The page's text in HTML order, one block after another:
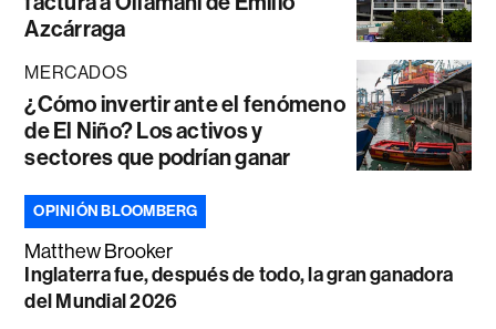
Azcárraga
MERCADOS
¿Cómo invertir ante el fenómeno
de El Niño? Los activos y
sectores que podrían ganar
OPINIÓN BLOOMBERG
Matthew Brooker
Inglaterra fue, después de todo, la gran ganadora
del Mundial 2026